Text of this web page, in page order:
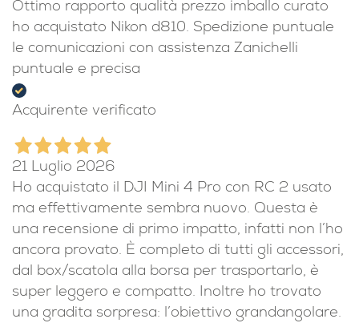
Ottimo rapporto qualità prezzo imballo curato
ho acquistato Nikon d810. Spedizione puntuale
le comunicazioni con assistenza Zanichelli
puntuale e precisa
Acquirente verificato
21 Luglio 2026
Ho acquistato il DJI Mini 4 Pro con RC 2 usato
ma effettivamente sembra nuovo. Questa è
una recensione di primo impatto, infatti non l’ho
ancora provato. È completo di tutti gli accessori,
dal box/scatola alla borsa per trasportarlo, è
super leggero e compatto. Inoltre ho trovato
una gradita sorpresa: l’obiettivo grandangolare.